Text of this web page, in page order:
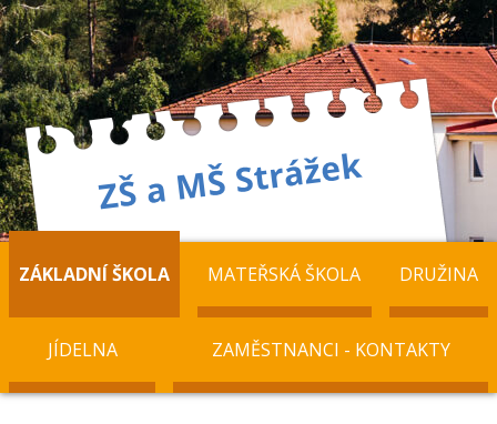
ZÁKLADNÍ ŠKOLA MATEŘSKÁ ŠKOLA DRUŽINA
JÍDELNA ZAMĚSTNANCI - KONTAKTY